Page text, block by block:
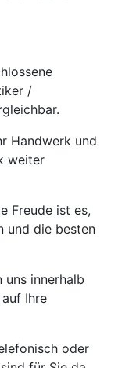
/
Handwerk und
weiter
Freude ist es,
und die besten
uns innerhalb
Ihre
oder